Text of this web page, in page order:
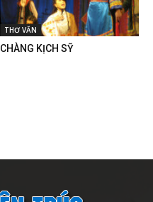
THƠ VĂN
CHÀNG KỊCH SỸ